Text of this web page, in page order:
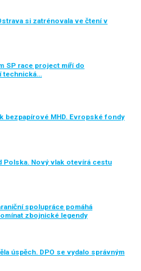
si zatrénovala ve čtení v
SP race project míří do
technická…
bezpapírové MHD. Evropské fondy
Polska. Nový vlak otevírá cestu
spolupráce pomáhá
zbojnické legendy
úspěch. DPO se vydalo správným